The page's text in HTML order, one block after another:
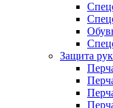
Защита рук